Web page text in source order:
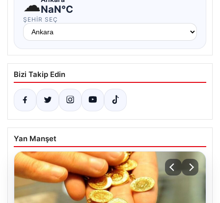
☁NaN°C
ŞEHIR SEÇ
Bizi Takip Edin
Yan Manşet